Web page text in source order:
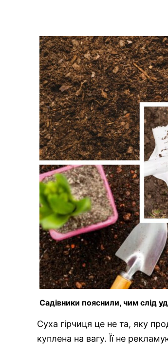
Садівники пояснили, чим слід
Суха гірчиця це не та, яку
куплена на вагу. Її не